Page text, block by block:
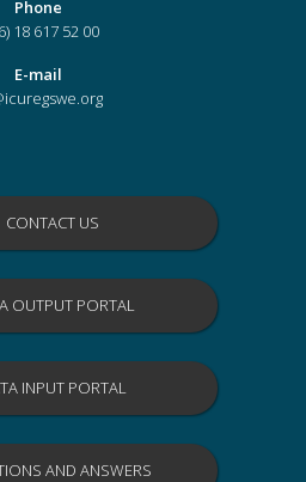
Phone
18 617 52 00
E-mail
CONTACT US
OUTPUT PORTAL
INPUT PORTAL
AND ANSWERS